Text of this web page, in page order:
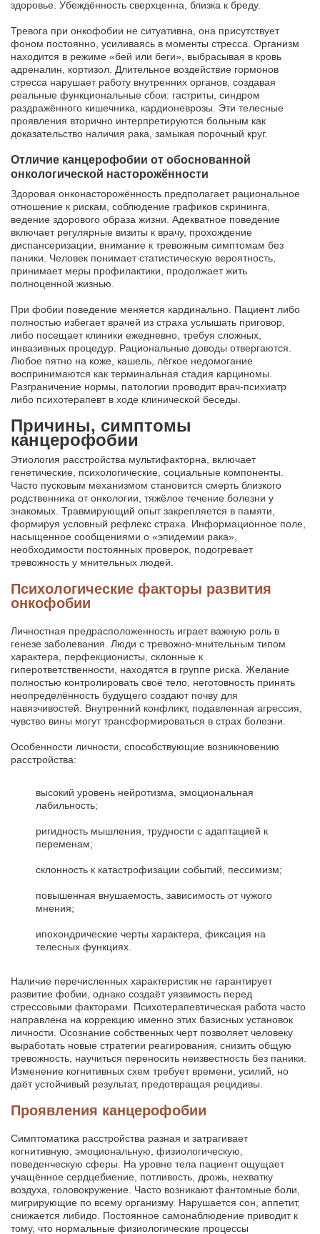
здоровье. Убеждённость сверхценна, близка к бреду.
Тревога при онкофобии не ситуативна, она присутствует
фоном постоянно, усиливаясь в моменты стресса. Организм
находится в режиме «бей или беги», выбрасывая в кровь
адреналин, кортизол. Длительное воздействие гормонов
стресса нарушает работу внутренних органов, создавая
реальные функциональные сбои: гастриты, синдром
раздражённого кишечника, кардионеврозы. Эти телесные
проявления вторично интерпретируются больным как
доказательство наличия рака, замыкая порочный круг.
Отличие канцерофобии от обоснованной
онкологической насторожённости
Здоровая онконасторожённость предполагает рациональное
отношение к рискам, соблюдение графиков скрининга,
ведение здорового образа жизни. Адекватное поведение
включает регулярные визиты к врачу, прохождение
диспансеризации, внимание к тревожным симптомам без
паники. Человек понимает статистическую вероятность,
принимает меры профилактики, продолжает жить
полноценной жизнью.
При фобии поведение меняется кардинально. Пациент либо
полностью избегает врачей из страха услышать приговор,
либо посещает клиники ежедневно, требуя сложных,
инвазивных процедур. Рациональные доводы отвергаются.
Любое пятно на коже, кашель, лёгкое недомогание
воспринимаются как терминальная стадия карциномы.
Разграничение нормы, патологии проводит врач-психиатр
либо психотерапевт в ходе клинической беседы.
Причины, симптомы
канцерофобии
Этиология расстройства мультифакторна, включает
генетические, психологические, социальные компоненты.
Часто пусковым механизмом становится смерть близкого
родственника от онкологии, тяжёлое течение болезни у
знакомых. Травмирующий опыт закрепляется в памяти,
формируя условный рефлекс страха. Информационное поле,
насыщенное сообщениями о «эпидемии рака»,
необходимости постоянных проверок, подогревает
тревожность у мнительных людей.
Психологические факторы развития
онкофобии
Личностная предрасположенность играет важную роль в
генезе заболевания. Люди с тревожно-мнительным типом
характера, перфекционисты, склонные к
гиперответственности, находятся в группе риска. Желание
полностью контролировать своё тело, неготовность принять
неопределённость будущего создают почву для
навязчивостей. Внутренний конфликт, подавленная агрессия,
чувство вины могут трансформироваться в страх болезни.
Особенности личности, способствующие возникновению
расстройства:
высокий уровень нейротизма, эмоциональная
лабильность;
ригидность мышления, трудности с адаптацией к
переменам;
склонность к катастрофизации событий, пессимизм;
повышенная внушаемость, зависимость от чужого
мнения;
ипохондрические черты характера, фиксация на
телесных функциях.
Наличие перечисленных характеристик не гарантирует
развитие фобии, однако создаёт уязвимость перед
стрессовыми факторами. Психотерапевтическая работа часто
направлена на коррекцию именно этих базисных установок
личности. Осознание собственных черт позволяет человеку
выработать новые стратегии реагирования, снизить общую
тревожность, научиться переносить неизвестность без паники.
Изменение когнитивных схем требует времени, усилий, но
даёт устойчивый результат, предотвращая рецидивы.
Проявления канцерофобии
Симптоматика расстройства разная и затрагивает
когнитивную, эмоциональную, физиологическую,
поведенческую сферы. На уровне тела пациент ощущает
учащённое сердцебиение, потливость, дрожь, нехватку
воздуха, головокружение. Часто возникают фантомные боли,
мигрирующие по всему организму. Нарушается сон, аппетит,
снижается либидо. Постоянное самонаблюдение приводит к
тому, что нормальные физиологические процессы